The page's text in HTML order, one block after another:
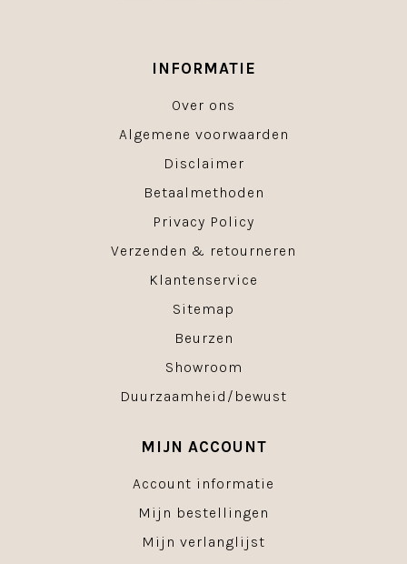
INFORMATIE
Over ons
Algemene voorwaarden
Disclaimer
Betaalmethoden
Privacy Policy
Verzenden & retourneren
Klantenservice
Sitemap
Beurzen
Showroom
Duurzaamheid/bewust
MIJN ACCOUNT
Account informatie
Mijn bestellingen
Mijn verlanglijst